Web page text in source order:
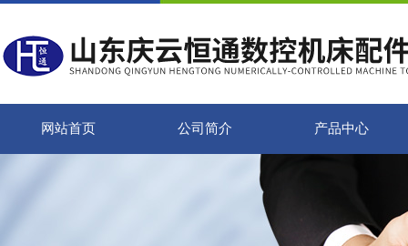
网站首页 公司简介 产品中心